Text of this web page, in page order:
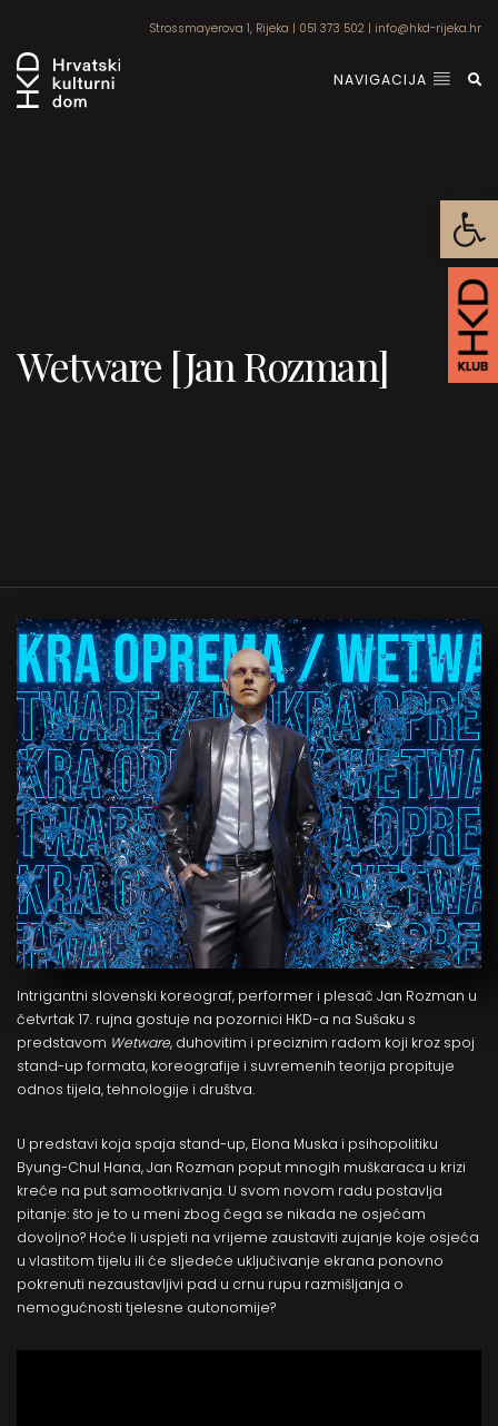
Strossmayerova 1, Rijeka | 051 373 502 | info@hkd-rijeka.hr
NAVIGACIJA
Wetware [Jan Rozman]
Intrigantni slovenski koreograf, performer i plesač Jan Rozman u
četvrtak 17. rujna gostuje na pozornici HKD-a na Sušaku s
predstavom Wetware, duhovitim i preciznim radom koji kroz spoj
stand-up formata, koreografije i suvremenih teorija propituje
odnos tijela, tehnologije i društva.
U predstavi koja spaja stand-up, Elona Muska i psihopolitiku
Byung-Chul Hana, Jan Rozman poput mnogih muškaraca u krizi
kreće na put samootkrivanja. U svom novom radu postavlja
pitanje: što je to u meni zbog čega se nikada ne osjećam
dovoljno? Hoće li uspjeti na vrijeme zaustaviti zujanje koje osjeća
u vlastitom tijelu ili će sljedeće uključivanje ekrana ponovno
pokrenuti nezaustavljivi pad u crnu rupu razmišljanja o
nemogućnosti tjelesne autonomije?